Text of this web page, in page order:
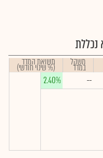
משקל
במדד תשואת המדד
(% שינוי חודשי)
--
2.40%